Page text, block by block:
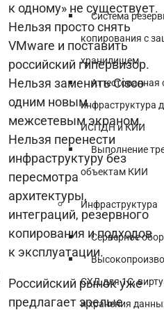
Система
копирования с
хранилищем
Аттестованная
инфраструктура
ИСПДН и КИИ
Выполнение
объектам КИИ
Инфраструктура
Серверное
СХД для 1С,
и хранения
к одному» не существует.
Нельзя просто снять
VMware и поставить
российский гипервизор.
Нельзя заменить Cisco
одним новым
межсетевым экраном.
Нельзя перенести
инфраструктуру без
пересмотра
архитектуры,
интеграций, резервного
копирования и подходов
к эксплуатации.
Российский рынок уже
предлагает зрелые